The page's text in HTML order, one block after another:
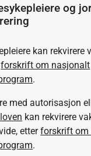
og
kan rekvirere
forskrift om nasjonalt
.
med autorisasjon
kan rekvirere
etterforskrift om
.